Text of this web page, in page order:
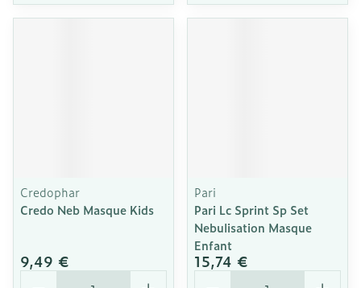
Credophar
Credo Neb Masque Kids
9,49 €
Quantité
Pari
Pari Lc Sprint Sp Set
Nebulisation Masque
Enfant
15,74 €
Quantité